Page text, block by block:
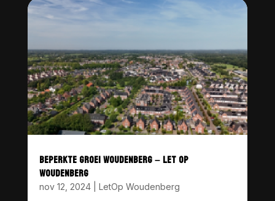
BEPERKTE GROEI WOUDENBERG – LET OP
WOUDENBERG
nov 12, 2024| LetOp Woudenberg